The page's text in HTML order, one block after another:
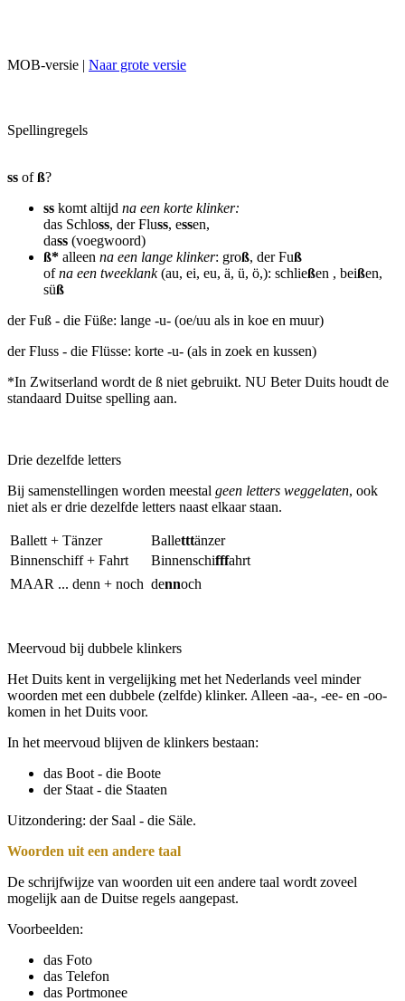
MOB-versie | Naar grote versie
Spellingregels
ss of ß?
ss komt altijd na een korte klinker:
das Schloss, der Fluss, essen,
dass (voegwoord)
ß* alleen na een lange klinker: groß, der Fuß
ofna een tweeklank(au, ei, eu, ä, ü, ö,): schließen , beißen,
süß
der Fuß - die Füße: lange -u- (oe/uu als in koe en muur)
der Fluss - die Flüsse: korte -u- (als in zoek en kussen)
*In Zwitserland wordt de ß niet gebruikt. NU Beter Duits houdt de
standaard Duitse spelling aan.
Drie dezelfde letters
Bij samenstellingen worden meestal geen letters weggelaten, ook
niet als er drie dezelfde letters naast elkaar staan.
Ballett + Tänzer Balletttänzer
Binnenschiff + Fahrt
Binnenschifffahrt
MAAR ... denn + noch dennoch
Meervoud bij dubbele klinkers
Het Duits kent in vergelijking met het Nederlands veel minder
woorden met een dubbele (zelfde) klinker. Alleen -aa-, -ee- en -oo-
komen in het Duits voor.
In het meervoud blijven de klinkers bestaan:
das Boot - die Boote
der Staat - die Staaten
Uitzondering: der Saal - die Säle.
Woorden uit een andere taal
De schrijfwijze van woorden uit een andere taal wordt zoveel
mogelijk aan de Duitse regels aangepast.
Voorbeelden:
das Foto
das Telefon
das Portmonee